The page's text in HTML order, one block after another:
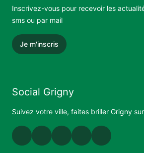
Inscrivez-vous pour recevoir les
sms ou par mail
Je m'inscris
Social Grigny
Suivez votre ville, faites briller Grigny